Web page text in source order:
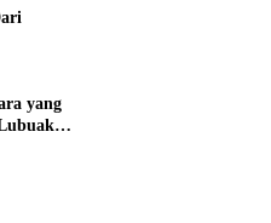
yang